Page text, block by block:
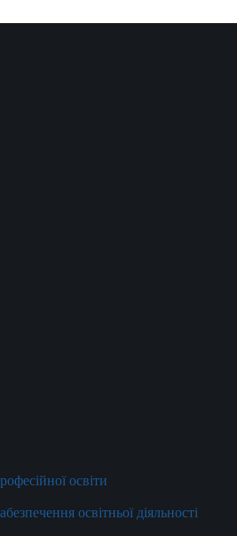
освіти
освітньої діяльності